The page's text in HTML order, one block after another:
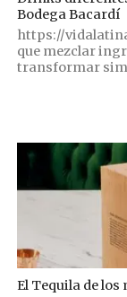
Bodega Bacardí
https://
que mezclar
transformar
El Tequila de